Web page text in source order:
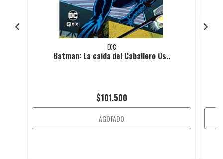
ECC
Batman: La caída del Caballero Os..
$101.500
AGOTADO